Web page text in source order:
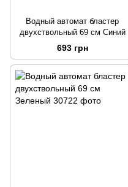
Водный автомат бластер
двухствольный 69 см Синий
693 грн